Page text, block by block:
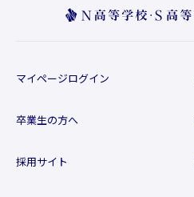
マイページログイン
卒業生の方へ
採用サイト